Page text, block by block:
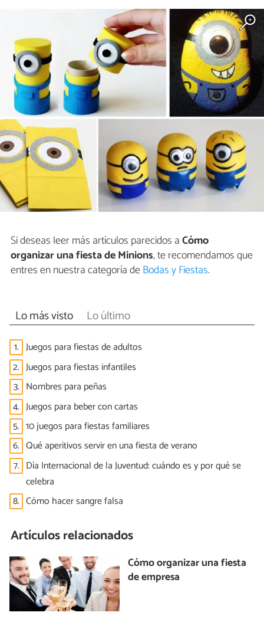
Si deseas leer más artículos parecidos aCómo
organizar una fiesta de Minions, te recomendamos que
entres en nuestra categoría deBodas y Fiestas.
Lo más visto Lo último
1. Juegos para fiestas de adultos
2. Juegos para fiestas infantiles
3. Nombres para peñas
4. Juegos para beber con cartas
5. 10 juegos para fiestas familiares
6. Qué aperitivos servir en una fiesta de verano
7. Día Internacional de la Juventud: cuándo es y por qué se
celebra
8. Cómo hacer sangre falsa
Artículos relacionados
Cómo organizar una fiesta
de empresa